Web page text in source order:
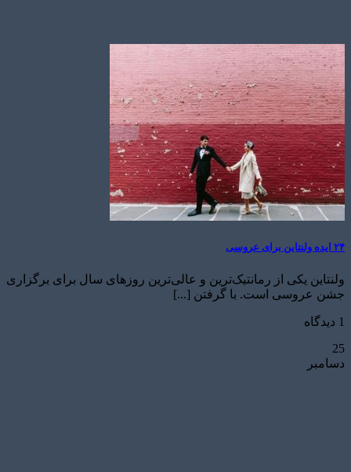
۲۴ ایده ولنتاین برای عروسی
ولنتاین یکی از رمانتیک‌ترین و عالی‌ترین روزهای سال برای برگزاری
جشن عروسی است. با گرفتن [...]
1 دیدگاه
25
دسامبر